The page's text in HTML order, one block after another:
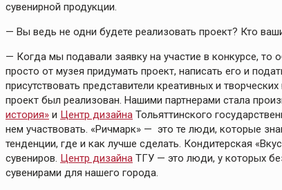
сувенирной продукции.
— Вы ведь не одни будете реализовать проект? Кто
— Когда мы подавали заявку на участие в конкурсе,
просто от музея придумать проект, написать его и
присутствовать представители креативных и
проект был реализован. Нашими партнерами стала
история» и Центр дизайна Тольяттинского
нем участвовать. «Ричмарк» — это те люди, которые
тенденции, где и как лучше сделать. Кондитерская
сувениров. Центр дизайна ТГУ — это люди, у которых
сувенирами для нашего города.